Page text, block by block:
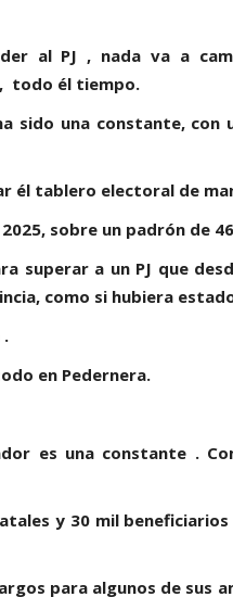
al PJ , nada va a
todo él tiempo.
sido una constante, con
él tablero electoral de
sobre un padrón de
superar a un PJ que
como si hubiera
.
en Pedernera.
es una constante .
y 30 mil beneficiarios
para algunos de sus
LIGA FEDERAL DE